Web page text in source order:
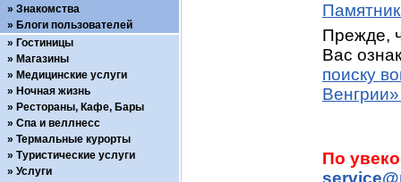
Прежде,
Вас
поиску
Знакомства
Блоги пользователей
Гостиницы
Магазины
Медицинские услуги
Ночная жизнь
Рестораны, Кафе, Бары
Спа и веллнесс
Термальные курорты
Туристические услуги
Услуги